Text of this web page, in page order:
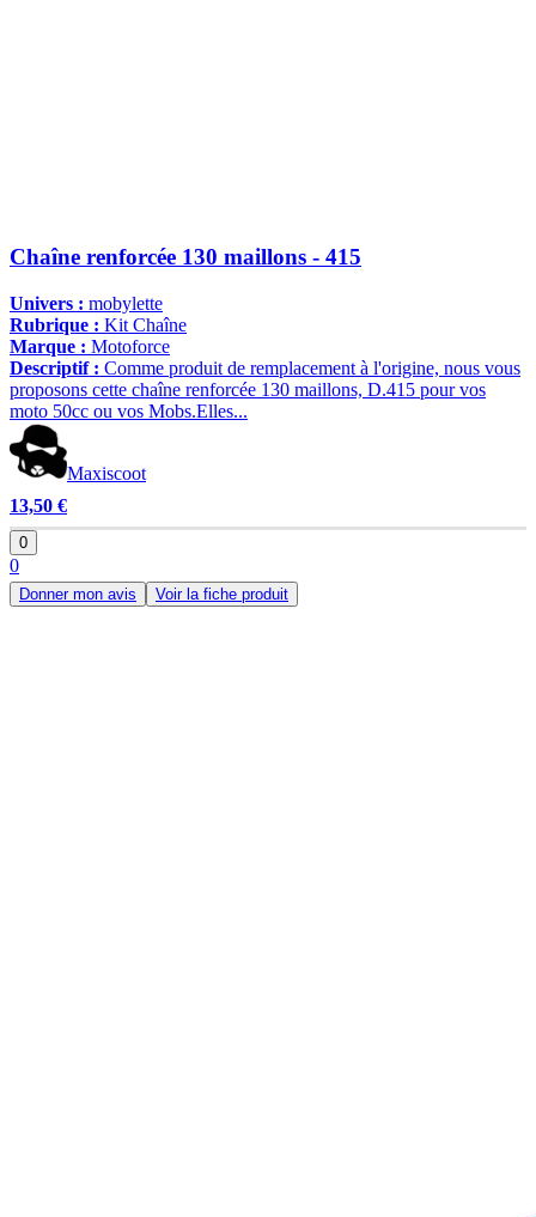
Chaîne renforcée 130 maillons - 415
Univers : mobylette
Rubrique : Kit Chaîne
Marque : Motoforce
Descriptif : Comme produit de remplacement à l'origine, nous vous
proposons cette chaîne renforcée 130 maillons, D.415 pour vos
moto 50cc ou vos Mobs.Elles...
Maxiscoot
13,50 €
0
0
Donner mon avis Voir la fiche produit